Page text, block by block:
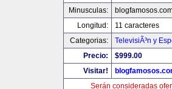
Minusculas:
Longitud:
11 caracteres
Categorias:
TelevisiÃ³n y
Precio:
$999.00
Visitar!
Serán consideradas